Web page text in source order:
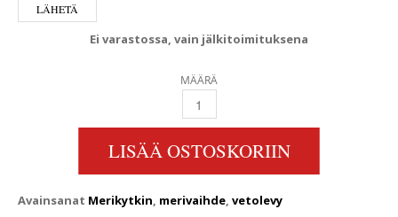
Ei varastossa, vain jälkitoimituksena
MÄÄRÄ
VETOLEVY VELVET DRIVE AS4-K2C QUANTITY
LISÄÄ OSTOSKORIIN
Avainsanat Merikytkin, merivaihde, vetolevy